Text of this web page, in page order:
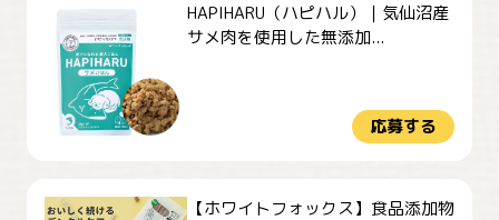
HAPIHARU（ハピハル）｜気仙沼産
サメ肉を使用した無添加...
応募する
【ホワイトフォックス】食品添加物